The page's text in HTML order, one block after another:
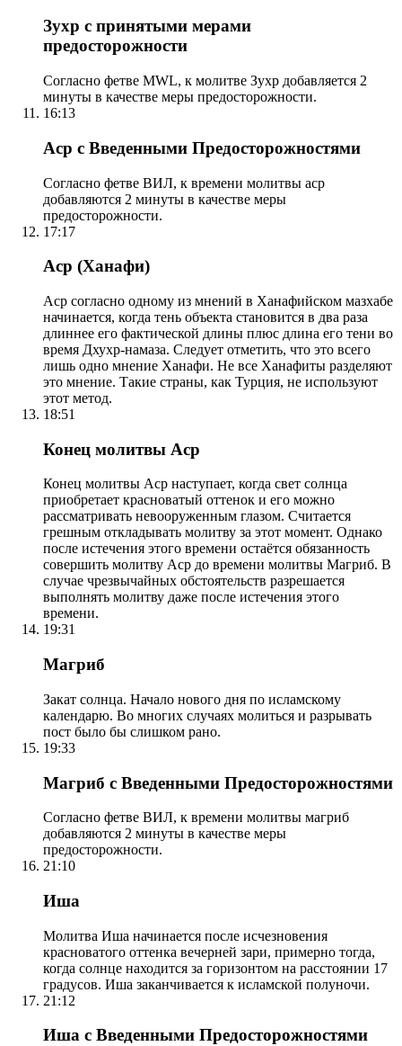
Зухр с принятыми мерами
предосторожности
Согласно фетве MWL, к молитве Зухр добавляется 2
минуты в качестве меры предосторожности.
16:13
Аср с Введенными Предосторожностями
Согласно фетве ВИЛ, к времени молитвы аср
добавляются 2 минуты в качестве меры
предосторожности.
17:17
Аср (Ханафи)
Аср согласно одному из мнений в Ханафийском мазхабе
начинается, когда тень объекта становится в два раза
длиннее его фактической длины плюс длина его тени во
время Дхухр-намаза. Следует отметить, что это всего
лишь одно мнение Ханафи. Не все Ханафиты разделяют
это мнение. Такие страны, как Турция, не используют
этот метод.
18:51
Конец молитвы Аср
Конец молитвы Аср наступает, когда свет солнца
приобретает красноватый оттенок и его можно
рассматривать невооруженным глазом. Считается
грешным откладывать молитву за этот момент. Однако
после истечения этого времени остаётся обязанность
совершить молитву Аср до времени молитвы Магриб. В
случае чрезвычайных обстоятельств разрешается
выполнять молитву даже после истечения этого
времени.
19:31
Магриб
Закат солнца. Начало нового дня по исламскому
календарю. Во многих случаях молиться и разрывать
пост было бы слишком рано.
19:33
Магриб с Введенными Предосторожностями
Согласно фетве ВИЛ, к времени молитвы магриб
добавляются 2 минуты в качестве меры
предосторожности.
21:10
Иша
Молитва Иша начинается после исчезновения
красноватого оттенка вечерней зари, примерно тогда,
когда солнце находится за горизонтом на расстоянии 17
градусов. Иша заканчивается к исламской полуночи.
21:12
Иша с Введенными Предосторожностями